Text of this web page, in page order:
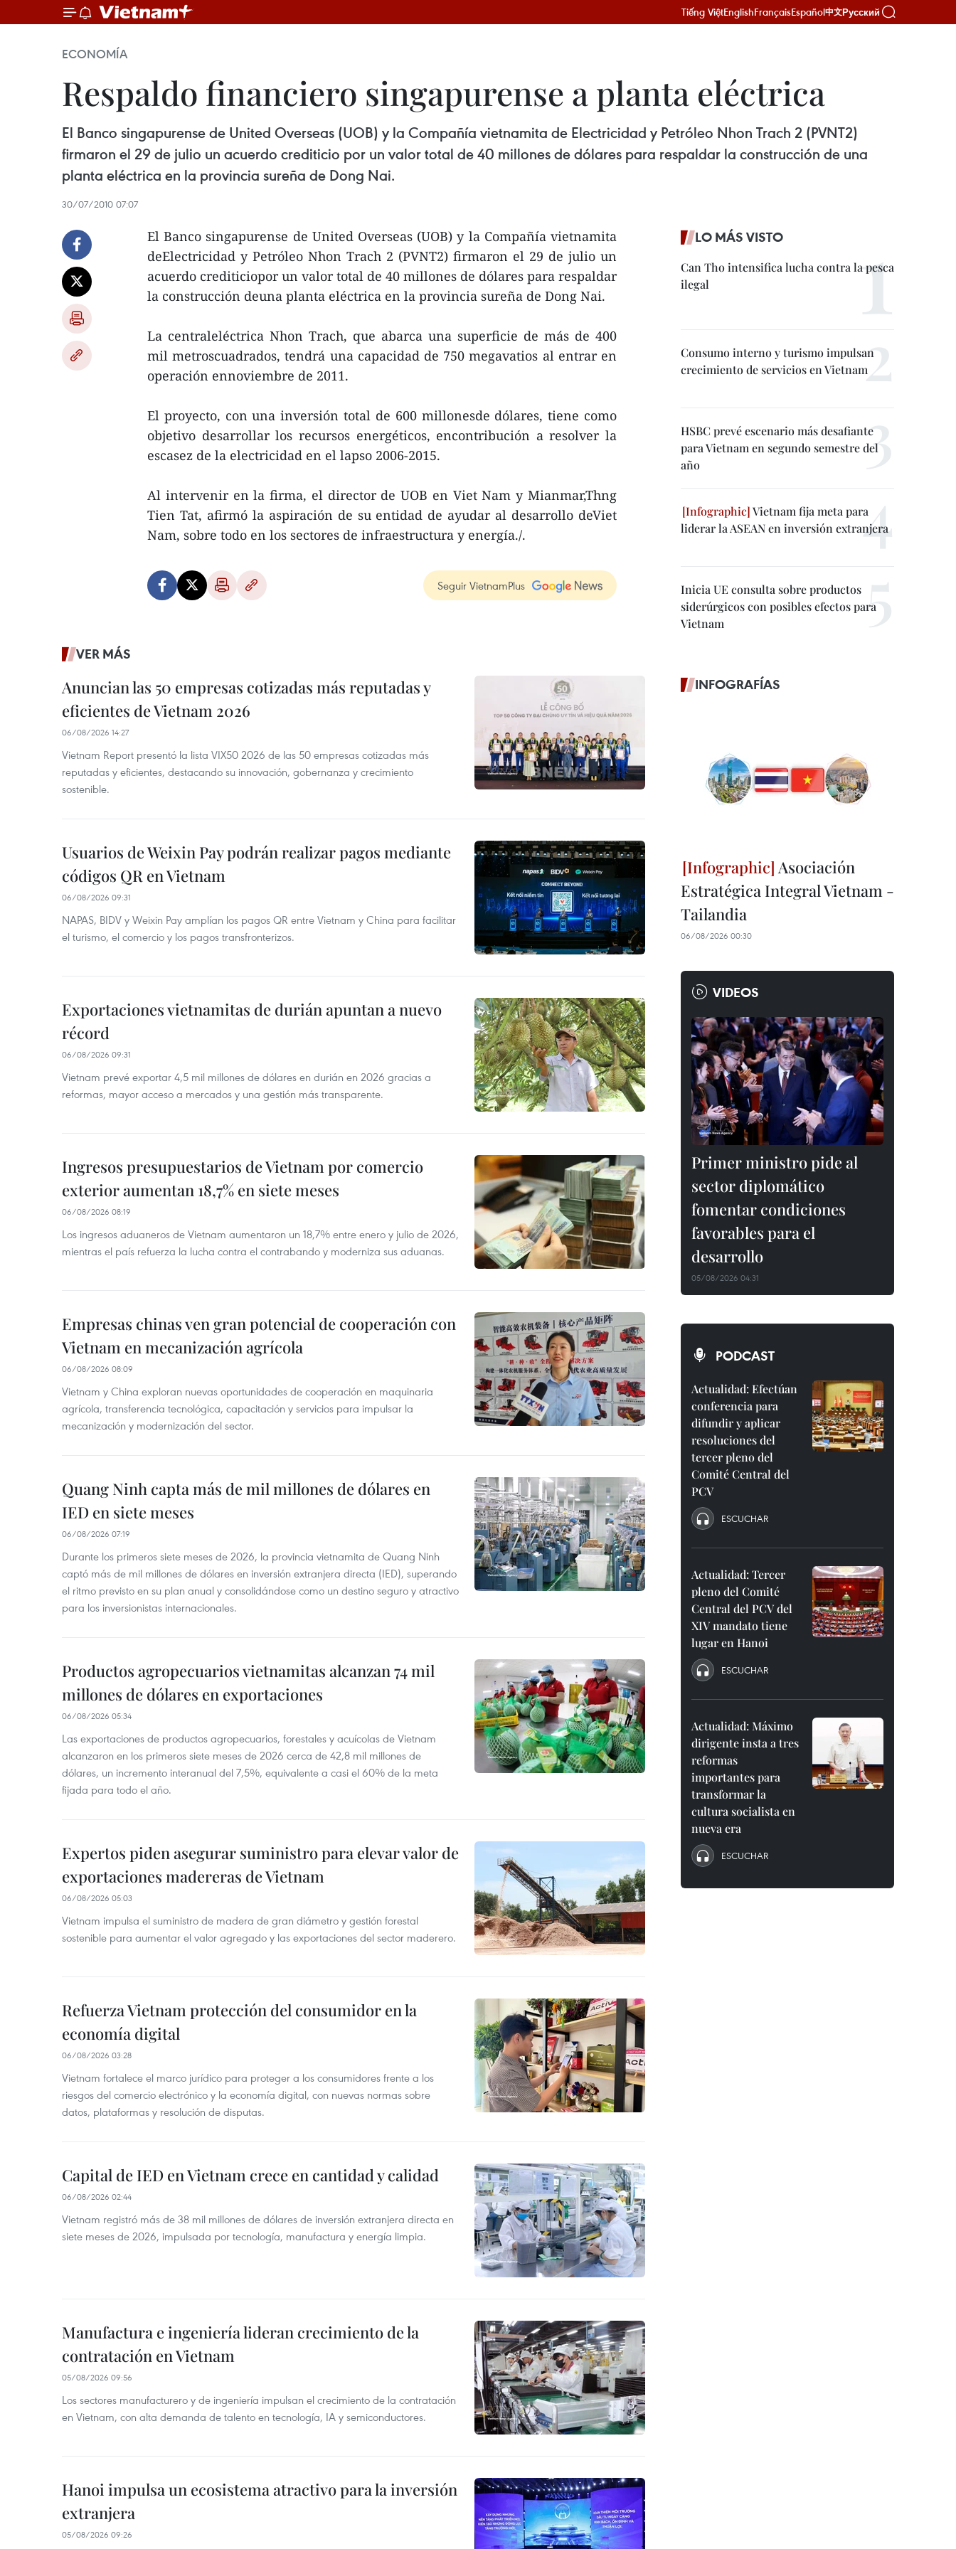
Tiếng ViệtEnglishFrançaisEspañol中文Русский
ECONOMÍA
Respaldo financiero singapurense a planta eléctrica
El Banco singapurense de United Overseas (UOB) y la Compañía vietnamita de Electricidad y Petróleo Nhon Trach 2 (PVNT2)
firmaron el 29 de julio un acuerdo crediticio por un valor total de 40 millones de dólares para respaldar la construcción de una
planta eléctrica en la provincia sureña de Dong Nai.
30/07/2010 07:07
El Banco singapurense de United Overseas (UOB) y la Compañía vietnamita
deElectricidad y Petróleo Nhon Trach 2 (PVNT2) firmaron el 29 de julio un
acuerdo crediticiopor un valor total de 40 millones de dólares para respaldar
la construcción deuna planta eléctrica en la provincia sureña de Dong Nai.
La centraleléctrica Nhon Trach, que abarca una superficie de más de 400
mil metroscuadrados, tendrá una capacidad de 750 megavatios al entrar en
operación ennoviembre de 2011.
El proyecto, con una inversión total de 600 millonesde dólares, tiene como
objetivo desarrollar los recursos energéticos, encontribución a resolver la
escasez de la electricidad en el lapso 2006-2015.
Al intervenir en la firma, el director de UOB en Viet Nam y Mianmar,Thng
Tien Tat, afirmó la aspiración de su entidad de ayudar al desarrollo deViet
Nam, sobre todo en los sectores de infraestructura y energía./.
Seguir VietnamPlus
VER MÁS
Anuncian las 50 empresas cotizadas más reputadas y
eficientes de Vietnam 2026
06/08/2026 14:27
Vietnam Report presentó la lista VIX50 2026 de las 50 empresas cotizadas más
reputadas y eficientes, destacando su innovación, gobernanza y crecimiento
sostenible.
Usuarios de Weixin Pay podrán realizar pagos mediante
códigos QR en Vietnam
06/08/2026 09:31
NAPAS, BIDV y Weixin Pay amplían los pagos QR entre Vietnam y China para facilitar
el turismo, el comercio y los pagos transfronterizos.
Exportaciones vietnamitas de durián apuntan a nuevo
récord
06/08/2026 09:31
Vietnam prevé exportar 4,5 mil millones de dólares en durián en 2026 gracias a
reformas, mayor acceso a mercados y una gestión más transparente.
Ingresos presupuestarios de Vietnam por comercio
exterior aumentan 18,7% en siete meses
06/08/2026 08:19
Los ingresos aduaneros de Vietnam aumentaron un 18,7% entre enero y julio de 2026,
mientras el país refuerza la lucha contra el contrabando y moderniza sus aduanas.
Empresas chinas ven gran potencial de cooperación con
Vietnam en mecanización agrícola
06/08/2026 08:09
Vietnam y China exploran nuevas oportunidades de cooperación en maquinaria
agrícola, transferencia tecnológica, capacitación y servicios para impulsar la
mecanización y modernización del sector.
Quang Ninh capta más de mil millones de dólares en
IED en siete meses
06/08/2026 07:19
Durante los primeros siete meses de 2026, la provincia vietnamita de Quang Ninh
captó más de mil millones de dólares en inversión extranjera directa (IED), superando
el ritmo previsto en su plan anual y consolidándose como un destino seguro y atractivo
para los inversionistas internacionales.
Productos agropecuarios vietnamitas alcanzan 74 mil
millones de dólares en exportaciones
06/08/2026 05:34
Las exportaciones de productos agropecuarios, forestales y acuícolas de Vietnam
alcanzaron en los primeros siete meses de 2026 cerca de 42,8 mil millones de
dólares, un incremento interanual del 7,5%, equivalente a casi el 60% de la meta
fijada para todo el año.
Expertos piden asegurar suministro para elevar valor de
exportaciones madereras de Vietnam
06/08/2026 05:03
Vietnam impulsa el suministro de madera de gran diámetro y gestión forestal
sostenible para aumentar el valor agregado y las exportaciones del sector maderero.
Refuerza Vietnam protección del consumidor en la
economía digital
06/08/2026 03:28
Vietnam fortalece el marco jurídico para proteger a los consumidores frente a los
riesgos del comercio electrónico y la economía digital, con nuevas normas sobre
datos, plataformas y resolución de disputas.
Capital de IED en Vietnam crece en cantidad y calidad
06/08/2026 02:44
Vietnam registró más de 38 mil millones de dólares de inversión extranjera directa en
siete meses de 2026, impulsada por tecnología, manufactura y energía limpia.
Manufactura e ingeniería lideran crecimiento de la
contratación en Vietnam
05/08/2026 09:56
Los sectores manufacturero y de ingeniería impulsan el crecimiento de la contratación
en Vietnam, con alta demanda de talento en tecnología, IA y semiconductores.
Hanoi impulsa un ecosistema atractivo para la inversión
extranjera
05/08/2026 09:26
LO MÁS VISTO
Can Tho intensifica lucha contra la pesca
ilegal
Consumo interno y turismo impulsan
crecimiento de servicios en Vietnam
HSBC prevé escenario más desafiante
para Vietnam en segundo semestre del
año
Vietnam fija meta para
liderar la ASEAN en inversión extranjera
Inicia UE consulta sobre productos
siderúrgicos con posibles efectos para
Vietnam
INFOGRAFÍAS
Asociación
Estratégica Integral Vietnam -
Tailandia
06/08/2026 00:30
VIDEOS
Primer ministro pide al
sector diplomático
fomentar condiciones
favorables para el
desarrollo
05/08/2026 04:31
PODCAST
Actualidad: Efectúan
conferencia para
difundir y aplicar
resoluciones del
tercer pleno del
Comité Central del
PCV
ESCUCHAR
Actualidad: Tercer
pleno del Comité
Central del PCV del
XIV mandato tiene
lugar en Hanoi
ESCUCHAR
Actualidad: Máximo
dirigente insta a tres
reformas
importantes para
transformar la
cultura socialista en
nueva era
ESCUCHAR